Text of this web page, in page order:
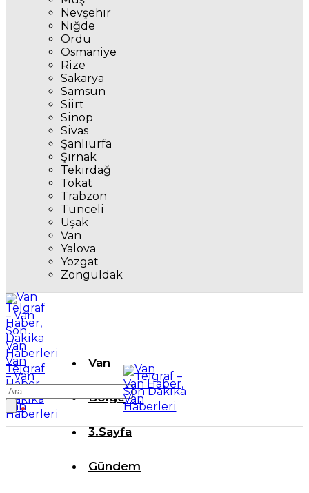
Nevşehir
Niğde
Ordu
Osmaniye
Rize
Sakarya
Samsun
Siirt
Sinop
Sivas
Şanlıurfa
Şırnak
Tekirdağ
Tokat
Trabzon
Tunceli
Uşak
Van
Yalova
Yozgat
Zonguldak
Van
Telgraf
– Van
Haber,
Son
Dakika
Van
Haberleri
Van
Bölge
3.Sayfa
Gündem